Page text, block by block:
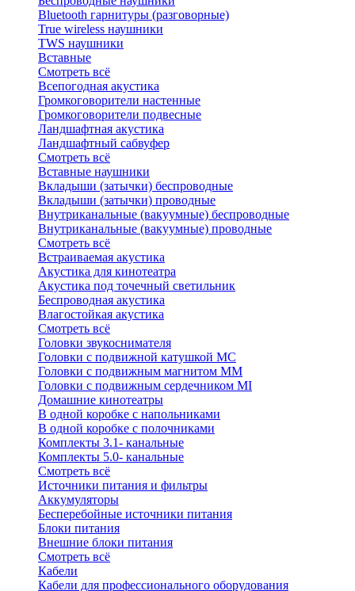
Bluetоoth гарнитуры (разговорные)
True wireless наушники
TWS наушники
Вставные
Смотреть всё
Всепогодная акустика
Громкоговорители настенные
Громкоговорители подвесные
Ландшафтная акустика
Ландшафтный сабвуфер
Смотреть всё
Вставные наушники
Вкладыши (затычки) беспроводные
Вкладыши (затычки) проводные
Внутриканальные (вакуумные) беспроводные
Внутриканальные (вакуумные) проводные
Смотреть всё
Встраиваемая акустика
Акустика для кинотеатра
Акустика под точечный светильник
Беспроводная акустика
Влагостойкая акустика
Смотреть всё
Головки звукоснимателя
Головки с подвижной катушкой MC
Головки с подвижным магнитом ММ
Головки с подвижным сердечником MI
Домашние кинотеатры
В одной коробке с напольниками
В одной коробке с полочниками
Комплекты 3.1- канальные
Комплекты 5.0- канальные
Смотреть всё
Источники питания и фильтры
Аккумуляторы
Бесперебойные источники питания
Блоки питания
Внешние блоки питания
Смотреть всё
Кабели
Кабели для профессионального оборудования